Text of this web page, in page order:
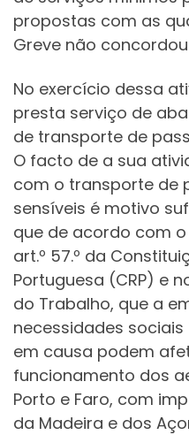
propostas com as
Greve não
No exercício dessa
presta serviço de
de transporte de
O facto de a sua
com o transporte de
sensíveis é motivo
que de acordo com
art.º 57.º da
Portuguesa (CRP) e
do Trabalho, que a
necessidades
em causa podem
funcionamento dos
Porto e Faro, com
da Madeira e dos